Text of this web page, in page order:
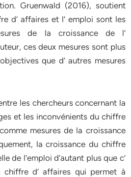
Gruenwald (2016), soutient
d’ affaires et l’ emploi sont les
de la croissance de l’
ces deux mesures sont plus
que d’ autres mesures
les chercheurs concernant la
et les inconvénients du chiffre
mesures de la croissance
la croissance du chiffre
de l’emploi d’autant plus que c’
chiffre d’ affaires qui permet à